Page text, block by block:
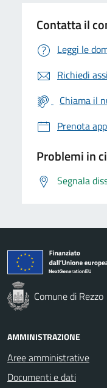
Contatta il
Leggi le
Richiedi
Chiama il
Prenota
Problemi in
Segnala
Comune di Rezzo
AMMINISTRAZIONE
Aree amministrative
Documenti e dati